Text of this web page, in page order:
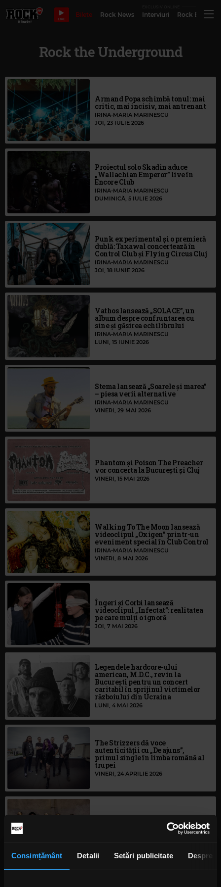
Consimțământ Detalii Setări publicitate Despre
LIVE
Bilete Rock News Interviuri Rock
Rock the Underground
Armand Popa schimbă tonul: mai
critic, mai incisiv, mai antrenant
IRINA-MARIA MARINESCU
JOI, 23 IULIE 2026
Proiectul solo Skadin aduce
„Wallachian Emperor” live în
Encore Club
IRINA-MARIA MARINESCU
DUMINICĂ, 5 IULIE 2026
Punk experimental și o premieră
dublă: Taxawal concertează în
Control Club și Flying Circus Cluj
IRINA-MARIA MARINESCU
JOI, 18 IUNIE 2026
Vathos lansează „SOLACE”, un
album despre confruntarea cu
sine și găsirea echilibrului
IRINA-MARIA MARINESCU
LUNI, 15 IUNIE 2026
Stema lansează „Soarele și marea”
– piesa verii alternative
IRINA-MARIA MARINESCU
VINERI, 29 MAI 2026
Phantom și Poison The Preacher
vor concerta la București și Cluj
VINERI, 15 MAI 2026
Walking To The Moon lansează
videoclipul „Oxigen” printr-un
eveniment special în Club Control
IRINA-MARIA MARINESCU
VINERI, 8 MAI 2026
Îngeri și Corbi lansează
videoclipul „Infectat”: realitatea
pe care mulți o ignoră
JOI, 7 MAI 2026
Legendele hardcore-ului
american, M.D.C., revin la
București pentru un concert
caritabil în sprijinul victimelor
războiului din Ucraina
LUNI, 4 MAI 2026
The Strizzers dă voce
autenticității cu „De ajuns”,
primul single în limba română al
trupei
VINERI, 24 APRILIE 2026
Concert Liptards în Underworld